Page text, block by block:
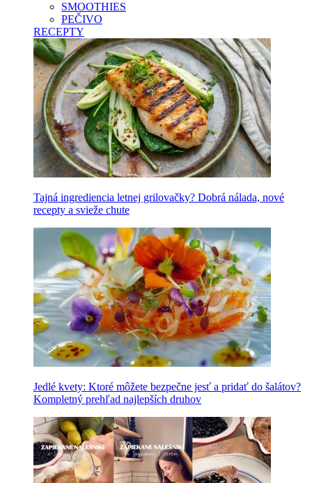
SMOOTHIES
PEČIVO
RECEPTY
Tajná ingrediencia letnej grilovačky? Dobrá nálada, nové
recepty a svieže chute
Jedlé kvety: Ktoré môžete bezpečne jesť a pridať do šalátov?
Kompletný prehľad najlepších druhov